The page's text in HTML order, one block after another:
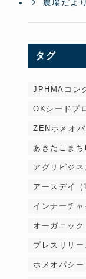
農場だよ
タグ
JPHMAコン
OKシードプ
ZENホメオパ
あきたこまち
アグリビジ
アースデイ
インナーチャ
オーガニック
プレスリリー
ホメオパシー